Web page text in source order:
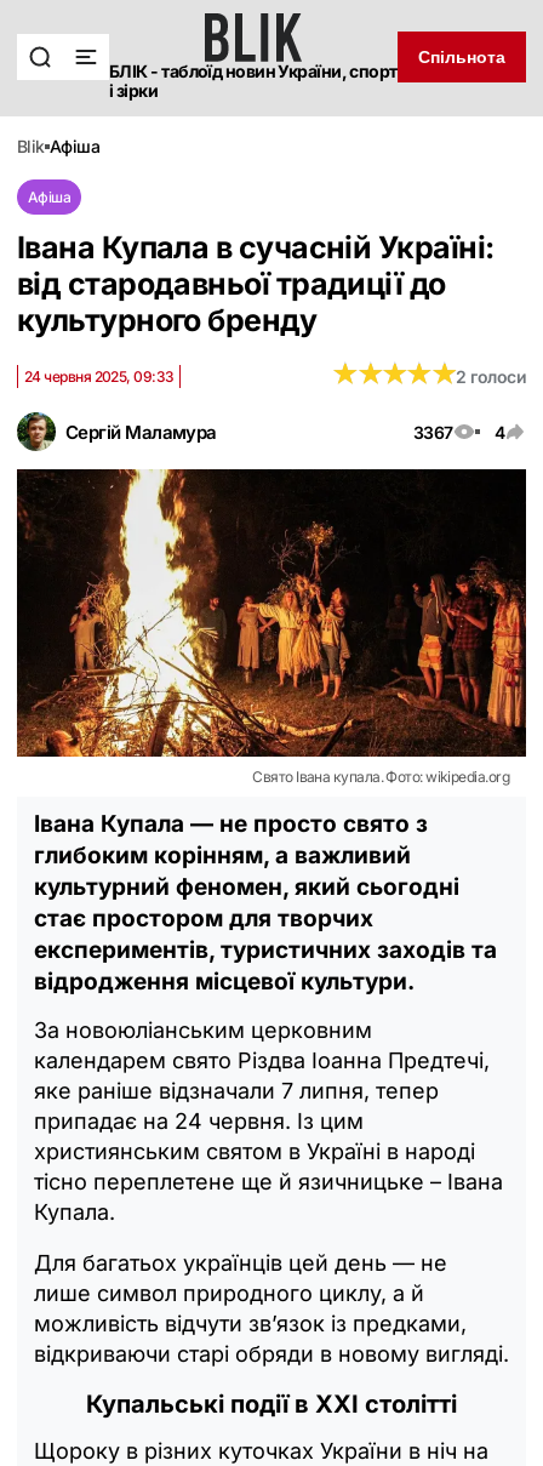
БЛІК - таблоїд новин України, спорт
і зірки
Спільнота
blik афіша
Афіша
Івана Купала в сучасній Україні:
від стародавньої традиції до
культурного бренду
Сергій Маламура 3367 4
24 червня 2025, 09:33 ★★★★★
★★★★★2 голоси
Свято Івана купала. Фото: wikipedia.org
Івана Купала — не просто свято з
глибоким корінням, а важливий
культурний феномен, який сьогодні
стає простором для творчих
експериментів, туристичних заходів та
відродження місцевої культури.
За новоюліанським церковним
календарем свято Різдва Іоанна Предтечі,
яке раніше відзначали 7 липня, тепер
припадає на 24 червня. Із цим
християнським святом в Україні в народі
тісно переплетене ще й язичницьке – Івана
Купала.
Для багатьох українців цей день — не
лише символ природного циклу, а й
можливість відчути зв’язок із предками,
відкриваючи старі обряди в новому вигляді.
Купальські події в XXI столітті
Щороку в різних куточках України в ніч на